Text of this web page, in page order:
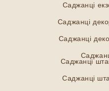
Саджанці
Саджанці
Саджанці
Саджанці
Саджанці